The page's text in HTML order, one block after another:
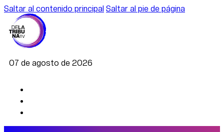
Saltar al contenido principal Saltar al pie de página
07 de agosto de 2026